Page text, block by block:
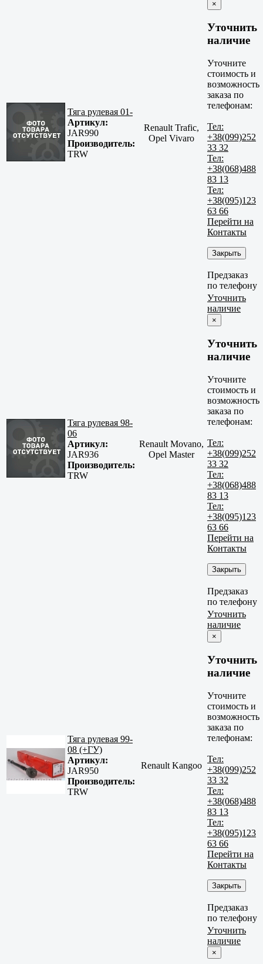
Тяга рулевая 01-
Артикул:
JAR990
Производитель:
TRW
Renault Trafic,
Opel Vivaro
×
Уточнить
наличие
Уточните
стоимость и
возможность
заказа по
телефонам:
Тел:
+38(099)252
33 32
Тел:
+38(068)488
83 13
Тел:
+38(095)123
63 66
Перейти на
Контакты
Закрыть
Предзаказ
по телефону
Тяга рулевая 98-
06
Артикул:
JAR936
Производитель:
TRW
Renault Movano,
Opel Master
Уточнить
наличие
×
Уточнить
наличие
Уточните
стоимость и
возможность
заказа по
телефонам:
Тел:
+38(099)252
33 32
Тел:
+38(068)488
83 13
Тел:
+38(095)123
63 66
Перейти на
Контакты
Закрыть
Предзаказ
по телефону
Тяга рулевая 99-
08 (+ГУ)
Артикул:
JAR950
Производитель:
TRW
Renault Kangoo
Уточнить
наличие
×
Уточнить
наличие
Уточните
стоимость и
возможность
заказа по
телефонам:
Тел:
+38(099)252
33 32
Тел:
+38(068)488
83 13
Тел:
+38(095)123
63 66
Перейти на
Контакты
Закрыть
Предзаказ
по телефону
Уточнить
наличие
×